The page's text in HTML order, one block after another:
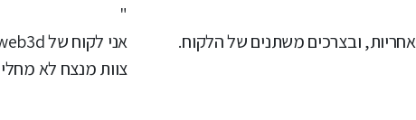
ובצרכים משתנים של הלקוח.
"
אני לקוח של web3d כבר למעלה מ 7 שנים. חשיבה מקורית, שירות מהיר ומעולה
צוות מנצח לא